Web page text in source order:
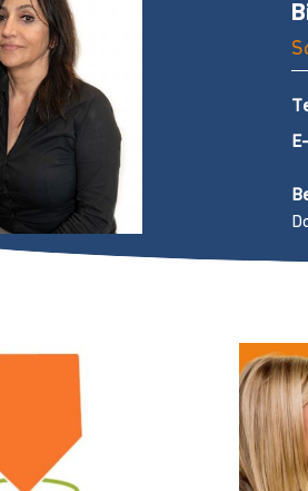
T
E